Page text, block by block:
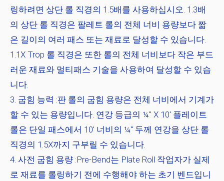
링하려면 상단 롤 직경의 1.5배를 사용하십시오. 1.3배
의 상단 롤 직경은 팔레트 롤의 전체 너비 용량보다 짧
은 길이의 여러 패스 또는 재료로 달성할 수 있습니다.
1.1X Trop 롤 직경은 또한 롤의 전체 너비보다 작은 부드
러운 재료와 멀티패스 기술을 사용하여 달성할 수 있습
니다.
굽힘 능력 :판 롤의 굽힘 용량은 전체 너비에서 기계가
할 수 있는 용량입니다. 연강 등급의 ¼" X 10' 플레이트
롤은 단일 패스에서 10' 너비의 ¼" 두께 연강을 상단 롤
직경의 1.5X까지 구부릴 수 있습니다.
사전 굽힘 용량 :Pre-Bend는 Plate Roll 작업자가 실제
로 재료를 롤링하기 전에 수행해야 하는 초기 벤드입니